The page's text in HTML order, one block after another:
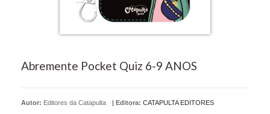
Abremente Pocket Quiz 6-9 ANOS
Autor: Editores da Catapulta | Editora: CATAPULTA EDITORES